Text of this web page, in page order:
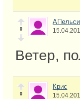
0
Ветер,
0
Крис